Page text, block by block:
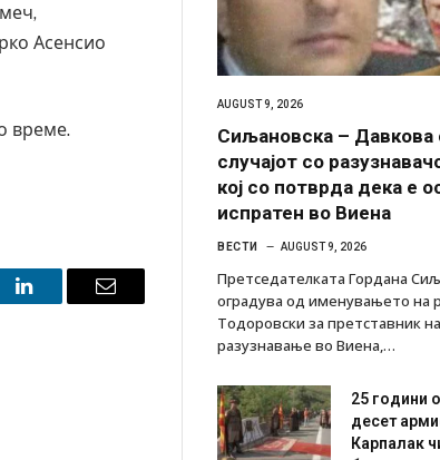
Асенсио
време.
LinkedIn Email
AUGUST 9, 2026
Сиљановска – Давкова
случајот со
кој со потврда дека е
испратен во Виена
ВЕСТИ AUGUST 9, 2026
Претседателката Гордана
оградува од именувањето на
Тодоровски за претставник
разузнавање во Виена,…
25 години
десет
Карпалак